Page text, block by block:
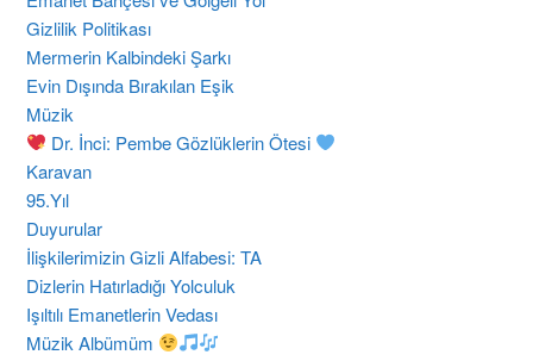
Gizlilik Politikası
Mermerin Kalbindeki Şarkı
Evin Dışında Bırakılan Eşik
Müzik
Dr. İnci: Pembe Gözlüklerin Ötesi
Karavan
95.Yıl
Duyurular
İlişkilerimizin Gizli Alfabesi: TA
Dizlerin Hatırladığı Yolculuk
​Işıltılı Emanetlerin Vedası
Müzik Albümüm